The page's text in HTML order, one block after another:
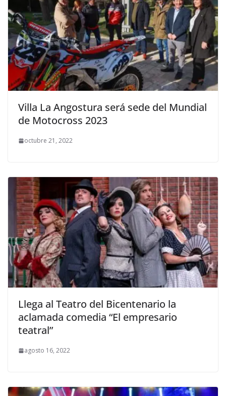
Villa La Angostura será sede del Mundial
de Motocross 2023
octubre 21, 2022
Llega al Teatro del Bicentenario la
aclamada comedia “El empresario
teatral”
agosto 16, 2022